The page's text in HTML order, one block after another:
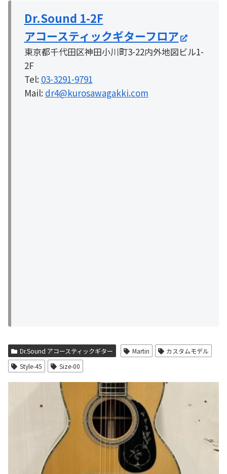
Dr.Sound 1-2F
アコースティックギターフロア
東京都千代田区神田小川町3-22内外地図ビル1-
2F
Tel: 03-3291-9791
Mail: dr4@kurosawagakki.com
Dr.Sound アコースティックギター Martin
カスタムモデル
Style-45
Size-00